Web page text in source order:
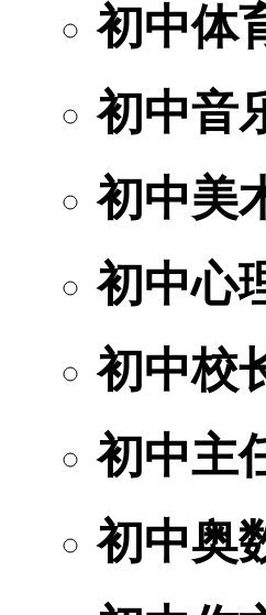
初中体
初中音
初中美
初中心
初中校
初中主
初中奥